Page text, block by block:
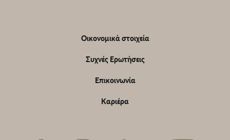
Υποσέλιδο
Οικονομικά στοιχεία
Συχνές Ερωτήσεις
Επικοινωνία
Καριέρα